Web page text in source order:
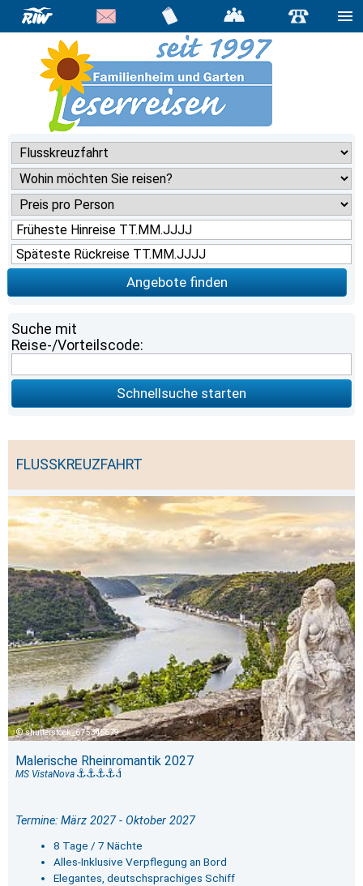
Angebote finden
Suche mit
Reise-/Vorteilscode:
Schnellsuche starten
FLUSSKREUZFAHRT
shutterstock_675345679
Malerische Rheinromantik 2027
MS VistaNova
Termine: März 2027 - Oktober 2027
8 Tage / 7 Nächte
Alles-Inklusive Verpflegung an Bord
Elegantes, deutschsprachiges Schiff